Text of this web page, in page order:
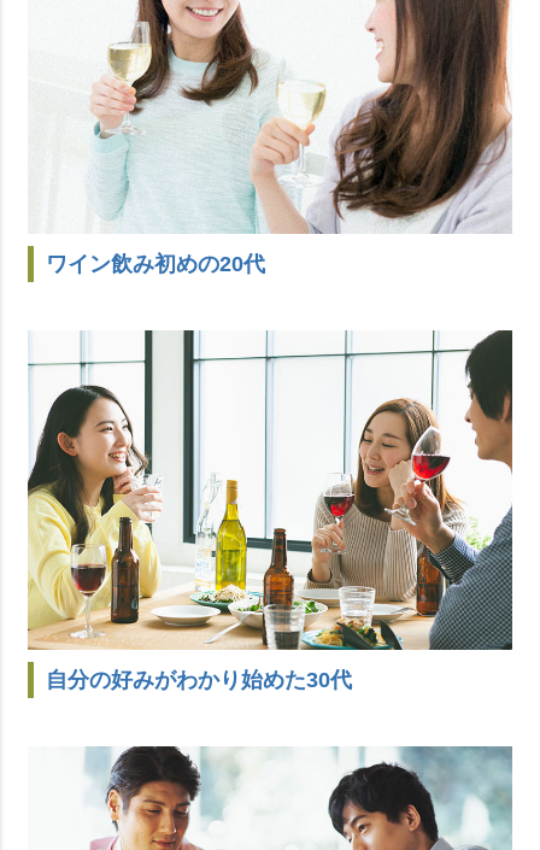
ワイン飲み初めの20代
自分の好みがわかり始めた30代